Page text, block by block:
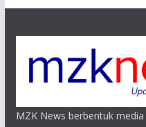
MZK News berbentuk